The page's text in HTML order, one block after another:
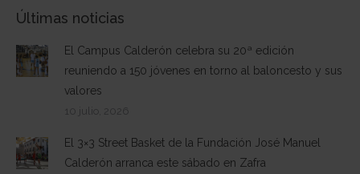
Últimas noticias
El Campus Calderón celebra su 20ª edición
reuniendo a 150 jóvenes en torno al baloncesto y sus
valores
10 julio, 2026
El 3×3 Street Basket de la Fundación José Manuel
Calderón arranca este sábado en Zafra